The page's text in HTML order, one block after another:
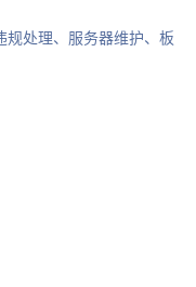
规处理、服务器维护、板